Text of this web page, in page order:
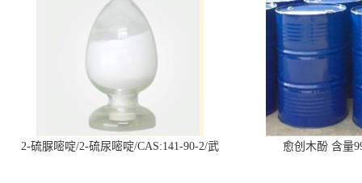
2-硫脲嘧啶/2-硫尿嘧啶/CAS:141-90-2/武
愈创木酚 含量